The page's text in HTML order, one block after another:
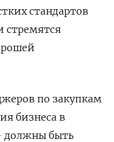
стандартов
стремятся
по закупкам
бизнеса в
должны быть